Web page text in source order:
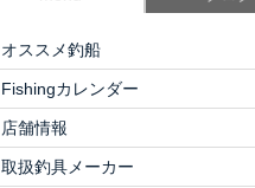
オススメ釣船
Fishingカレンダー
店舗情報
取扱釣具メーカー